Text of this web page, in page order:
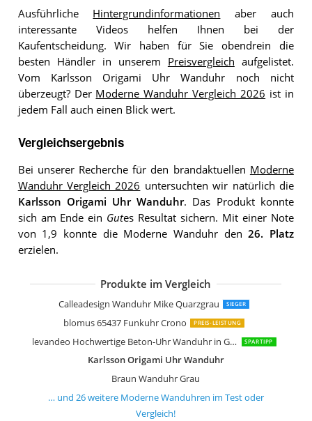
Ausführliche Hintergrundinformationen aber auch
interessante Videos helfen Ihnen bei der
Kaufentscheidung. Wir haben für Sie obendrein die
besten Händler in unserem Preisvergleich aufgelistet.
Vom Karlsson Origami Uhr Wanduhr noch nicht
überzeugt? Der Moderne Wanduhr Vergleich 2026 ist in
jedem Fall auch einen Blick wert.
Vergleichsergebnis
Bei unserer Recherche für den brandaktuellen Moderne
Wanduhr Vergleich 2026 untersuchten wir natürlich die
Karlsson Origami Uhr Wanduhr. Das Produkt konnte
sich am Ende ein Gutes Resultat sichern. Mit einer Note
von 1,9 konnte die Moderne Wanduhr den26. Platz
erzielen.
Produkte im Vergleich
Calleadesign Wanduhr Mike Quarzgrau SIEGER
blomus 65437 Funkuhr Crono PREIS-LEISTUNG
levandeo Hochwertige Beton-Uhr Wanduhr in Grau Kupfer 30cm rund SPARTIPP
Karlsson Origami Uhr Wanduhr
Braun Wanduhr Grau
CalleaDesign Wanduhr Exacto
Klein & More MoMA Timesphere
Alessi "Momento" Wanduhr aus
Mondaine Offizielle Schweizer
Calleadesign Wanduhr Karl
Arne Jacobsen Bankers Wanduhr
Arne Jacobsen Bankers Wanduhr
Arne Jacobsen Bankers Wanduhr
Calleadesign Wanduhr Linie Smarty
NeXtime Wanduhr Bahnhofsuhr
Stelton 852 Time Wanduhr medium
Karlsson Normann Uhr Wanduhr
Seiko Unisex-Uhr Analog QXA634A
Karlsson Wanduhr Minimal Jeansblau
Seiko QXA566J Wanduhr
BonVivo The Classic Clock
… und 26weitere Moderne Wanduhren im Test oder
Vergleich!